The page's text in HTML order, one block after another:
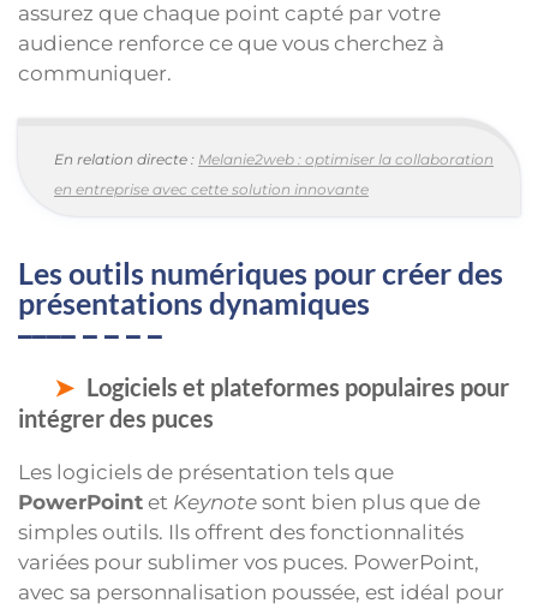
assurez que chaque point capté par votre
audience renforce ce que vous cherchez à
communiquer.
En relation directe : Melanie2web : optimiser la collaboration
en entreprise avec cette solution innovante
Les outils numériques pour créer des
présentations dynamiques
Logiciels et plateformes populaires pour
intégrer des puces
Les logiciels de présentation tels que
PowerPoint et Keynote sont bien plus que de
simples outils. Ils offrent des fonctionnalités
variées pour sublimer vos puces. PowerPoint,
avec sa personnalisation poussée, est idéal pour